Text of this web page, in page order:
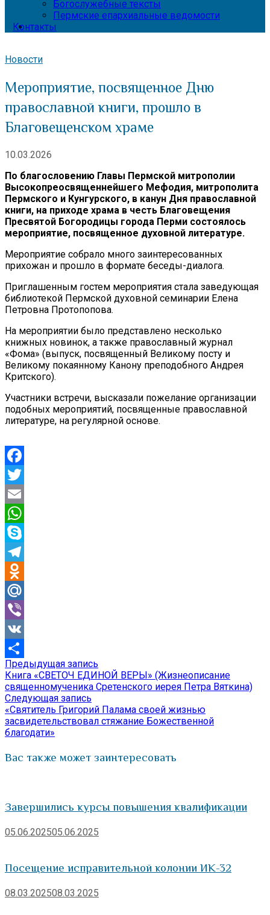
Богослужебные тексты
Пермские епархиальные ведомости
Контакты
Новости
Мероприятие, посвященное Дню
православной книги, прошло в
Благовещенском храме
10.03.2026
По благословению Главы Пермской митрополии
Высокопреосвященнейшего Мефодия, митрополита
Пермского и Кунгурского, в канун Дня православной
книги, на приходе храма в честь Благовещения
Пресвятой Богородицы города Перми состоялось
мероприятие, посвященное духовной литературе.
Мероприятие собрало много заинтересованных
прихожан и прошло в формате беседы-диалога.
Приглашенным гостем мероприятия стала заведующая
библиотекой Пермской духовной семинарии Елена
Петровна Протопопова.
На мероприятии было представлено несколько
книжных новинок, а также православный журнал
«Фома» (выпуск, посвященный Великому посту и
Великому покаянному Канону преподобного Андрея
Критского).
Участники встречи, высказали пожелание организации
подобных мероприятий, посвященные православной
литературе, на регулярной основе.
Facebook
Twitter
Email
WhatsApp
Skype
Telegram
Odnoklassniki
Mail.Ru
Viber
VK
Отправить
Навигация
по
записям
Предыдущая запись
запись:
Книга «СВЕТОЧ ЕДИНОЙ ВЕРЫ» (Жизнеописание
священномученика Сретенского иерея Петра Вяткина)
Следующая запись
запись:
«Святитель Григорий Палама своей жизнью
засвидетельствовал стяжание Божественной
благодати»
Вас также может заинтересовать
Завершились курсы повышения квалификации
05.06.202505.06.2025
Посещение исправительной колонии ИК-32
08.03.202508.03.2025